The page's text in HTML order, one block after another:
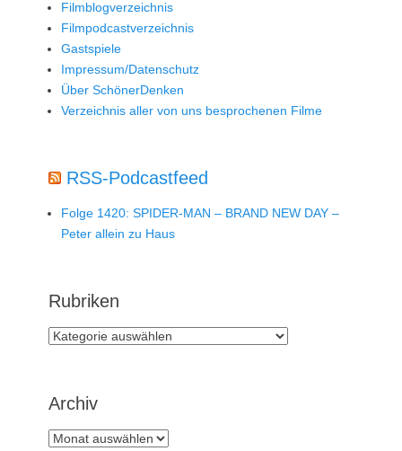
Filmblogverzeichnis
Filmpodcastverzeichnis
Gastspiele
Impressum/Datenschutz
Über SchönerDenken
Verzeichnis aller von uns besprochenen Filme
RSS-Podcastfeed
Folge 1420: SPIDER-MAN – BRAND NEW DAY –
Peter allein zu Haus
Rubriken
Rubriken
Archiv
Archiv